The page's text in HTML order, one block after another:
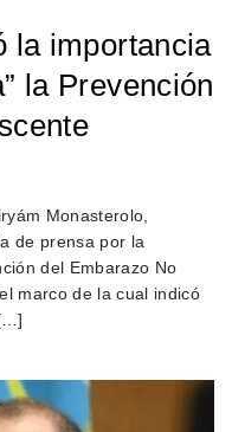
la importancia
la Prevención
Monasterolo,
de prensa por la
del Embarazo No
marco de la cual indicó